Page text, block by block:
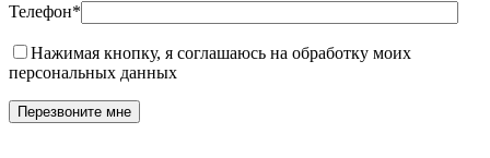
Телефон*
Нажимая кнопку, я соглашаюсь на обработку моих
персональных данных